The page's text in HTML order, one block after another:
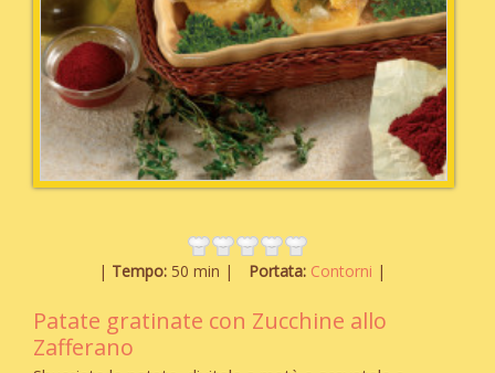
Tempo: 50 min Portata: Contorni
Patate gratinate con Zucchine allo
Zafferano